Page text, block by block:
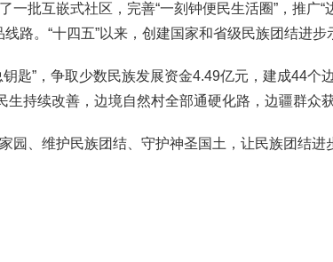
批互嵌式社区，完善“一刻钟便民生活圈”，推广“
路。“十四五”以来，创建国家和省级民族团结进
”，争取少数民族发展资金4.49亿元，建成44个
持续改善，边境自然村全部通硬化路，边疆群众
、维护民族团结、守护神圣国土，让民族团结进